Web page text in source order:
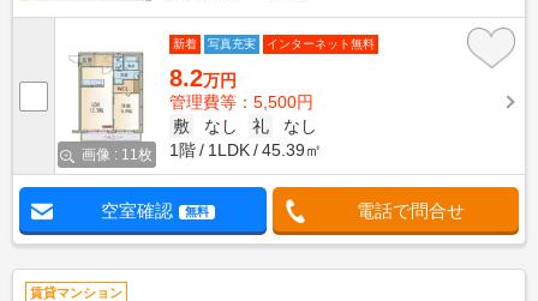
画像 : 11枚
新着 写真充実 インターネット無料
8.2万円
管理費等：5,500円
敷
なし 礼
なし
1階
1LDK 45.39㎡
空室確認 無料 電話で問合せ
賃貸マンション